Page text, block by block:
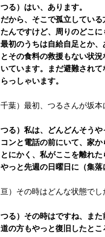
つる）はい、あります。
だから、そこで孤立してい
たんですけど、周りのどこ
最初のうちは自給自足とか
とその食料の救援もない状
いています。まだ避難され
らっしゃいます。
千葉）最初、つるさんが坂本
つる）私は、どんどんそう
コンと電話の前にいて、家
とにかく、私がここを離れ
やっと先週の日曜日に（集落
亘）その時はどんな状態でし
つる）その時はですね、ま
道の方もやっと復旧したと